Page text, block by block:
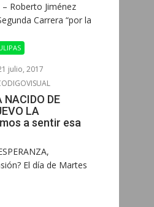
Roberto Jiménez
Carrera “por la
julio, 2017
NACIDO DE
LA
a sentir esa
El día de Martes